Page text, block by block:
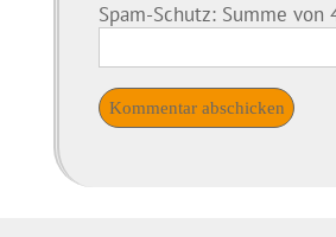
Spam-Schutz: Summe von